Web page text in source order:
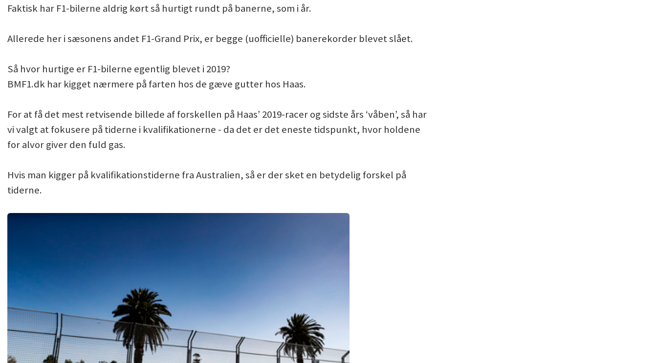
Faktisk har F1-bilerne aldrig kørt så hurtigt rundt på banerne, som i år.
Allerede her i sæsonens andet F1-Grand Prix, er begge (uofficielle) banerekorder blevet slået.
Så hvor hurtige er F1-bilerne egentlig blevet i 2019?
BMF1.dk har kigget nærmere på farten hos de gæve gutter hos Haas.
For at få det mest retvisende billede af forskellen på Haas’ 2019-racer og sidste års ‘våben’, så har
vi valgt at fokusere på tiderne i kvalifikationerne - da det er det eneste tidspunkt, hvor holdene
for alvor giver den fuld gas.
Hvis man kigger på kvalifikationstiderne fra Australien, så er der sket en betydelig forskel på
tiderne.